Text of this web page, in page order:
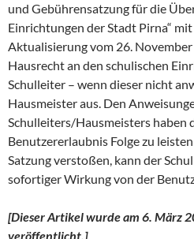
und Gebührensatzung für die
Einrichtungen der Stadt Pirna“
Aktualisierung vom 26.
Hausrecht an den schulischen
Schulleiter – wenn dieser nicht
Hausmeister aus. Den
Schulleiters/Hausmeisters haben
Benutzererlaubnis Folge zu
Satzung verstoßen, kann der
sofortiger Wirkung von der
[Dieser Artikel wurde am 6. März
veröffentlicht.]